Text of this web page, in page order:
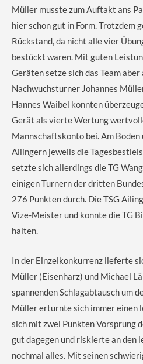
Müller musste zum Auftakt ans
hier schon gut in Form. Trotzdem
Rückstand, da nicht alle vier
bestückt waren. Mit guten
Geräten setze sich das Team
Nachwuchsturner Johannes
Hannes Waibel konnten
Gerät als vierte Wertung
Mannschaftskonto bei. Am Boden
Ailingern jeweils die
setzte sich allerdings die TG
einigen Turnern der dritten
276 Punkten durch. Die TSG
Vize-Meister und konnte die TG
halten.
In der Einzelkonkurrenz lieferte
Müller (Eisenharz) und Michael
spannenden Schlagabtausch um
Müller erturnte sich immer einen
sich mit zwei Punkten Vorsprung
gut dagegen und riskierte an den
nochmal alles. Mit seinen